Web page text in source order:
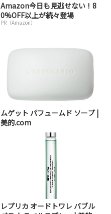
Amazon今日も見逃せない！8
0%OFF以上が続々登場
PR（Amazon）
ムゲット パフュームド ソープ |
美的.com
レプリカ オードトワレ バブル